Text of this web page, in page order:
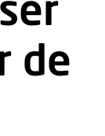
de